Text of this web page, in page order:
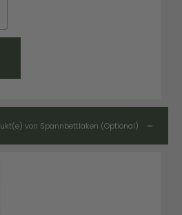
von Spannbettlaken (Optional)